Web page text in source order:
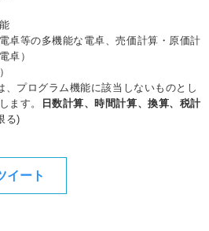
卓等の多機能な電卓、売価計算・原価計
卓）
、プログラム機能に該当しないものとし
ます。
日数計算、時間計算、換算、税計
る)
イート